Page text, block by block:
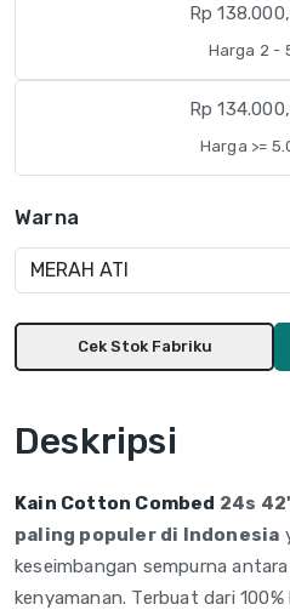
Rp
Harga 2 -
Rp
Harga >=
Warna
Cek Stok Fabriku
Deskripsi
Kain Cotton Combed 24s
paling populer di Indonesia
keseimbangan sempurna
kenyamanan. Terbuat dari